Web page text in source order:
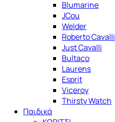
Blumarine
JCou
Welder
Roberto Cavalli
Just Cavalli
Bultaco
Laurens
Esprit
Viceroy
Thirsty Watch
Παιδικά